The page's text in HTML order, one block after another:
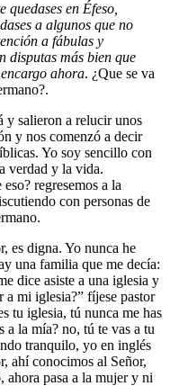
quedases en Éfeso,
a algunos que no
a fábulas y
disputas más bien que
ahora. ¿Que se va
y salieron a relucir unos
y nos comenzó a decir
Yo soy sencillo con
verdad y la vida.
regresemos a la
con personas de
es digna. Yo nunca he
una familia que me decía:
dice asiste a una iglesia y
a mi iglesia?” fíjese pastor
tu iglesia, tú nunca me has
a la mía? no, tú te vas a tu
tranquilo, yo en inglés
ahí conocimos al Señor,
ahora pasa a la mujer y ni